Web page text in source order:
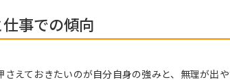
事での傾向
えておきたいのが自分自身の強みと、無理が出